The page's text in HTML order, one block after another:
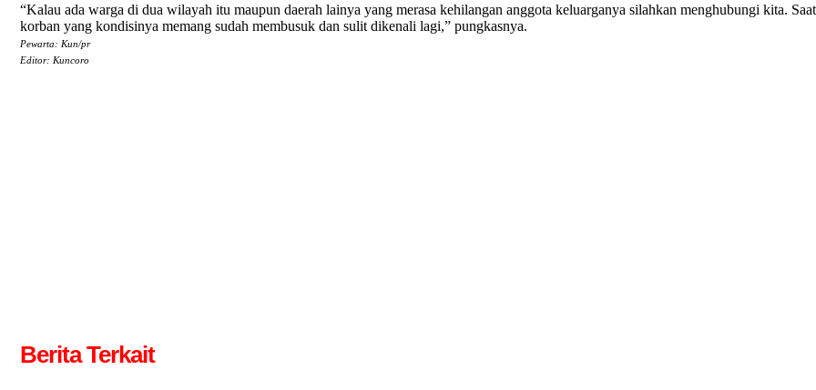
“Kalau ada warga di dua wilayah itu maupun daerah lainya yang merasa kehilangan anggota keluarganya silahkan menghubungi kita.
korban yang kondisinya memang sudah membusuk dan sulit dikenali lagi,” pungkasnya.
Pewarta: Kun/pr
Editor: Kuncoro
Berita Terkait